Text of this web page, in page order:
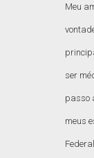
Meu
ser
passo
meus